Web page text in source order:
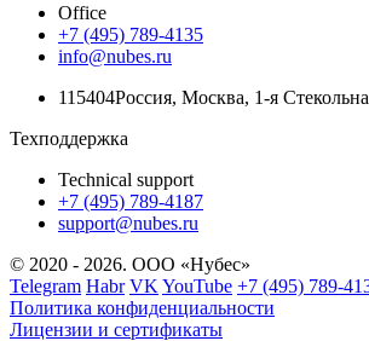
Office
+7 (495) 789-4135
info@nubes.ru
115404Россия, Москва, 1-я
Техподдержка
Technical support
+7 (495) 789-4187
support@nubes.ru
© 2020 - 2026. ООО «Нубес»
Telegram Habr VK YouTube +7 (495) 789-
Политика конфиденциальности
Лицензии и сертификаты